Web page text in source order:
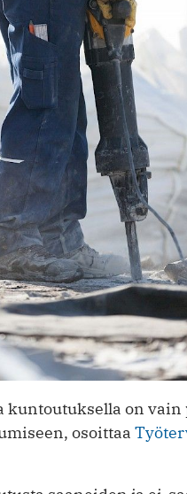
kuntoutuksella on vain
osoittaa